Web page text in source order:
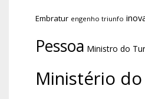
Embratur engenho triunfo
Pessoa Ministro do
Ministério